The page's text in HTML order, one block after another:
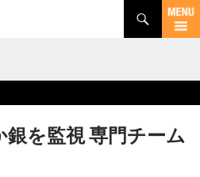
を監視 専門チーム